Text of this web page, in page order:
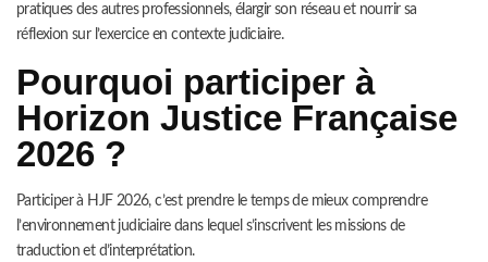
pratiques des autres professionnels, élargir son réseau et nourrir sa
réflexion sur l’exercice en contexte judiciaire.
Pourquoi participer à
Horizon Justice Française
2026 ?
Participer à HJF 2026, c’est prendre le temps de mieux comprendre
l’environnement judiciaire dans lequel s’inscrivent les missions de
traduction et d’interprétation.